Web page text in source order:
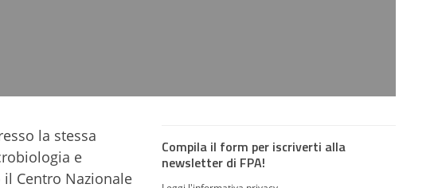
la stessa
e
Centro Nazionale
Compila il form per iscriverti alla
newsletter di FPA!